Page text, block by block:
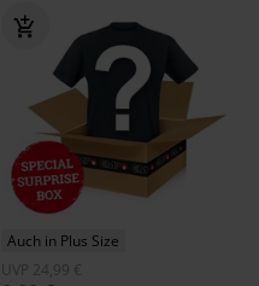
Auch in Plus Size
UVP
24,99 €